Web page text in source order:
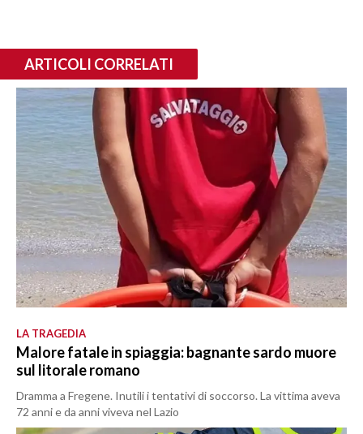
ARTICOLI CORRELATI
LA TRAGEDIA
Malore fatale in spiaggia: bagnante sardo muore
sul litorale romano
Dramma a Fregene. Inutili i tentativi di soccorso. La vittima aveva
72 anni e da anni viveva nel Lazio